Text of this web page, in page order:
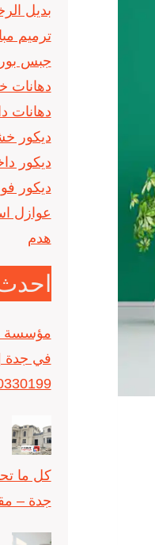
بديل
ترميم
جبس
دهانات
دهانات
ديكور
ديكور
ديكور
عوازل
هدم
مؤسسة
في جدة |
كل ما
جدة –